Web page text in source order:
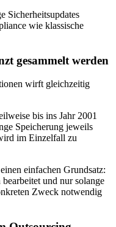
Sicherheitsupdates
wie klassische
gesammelt werden
wirft gleichzeitig
bis ins Jahr 2001
Speicherung jeweils
im Einzelfall zu
einfachen Grundsatz:
und nur solange
Zweck notwendig